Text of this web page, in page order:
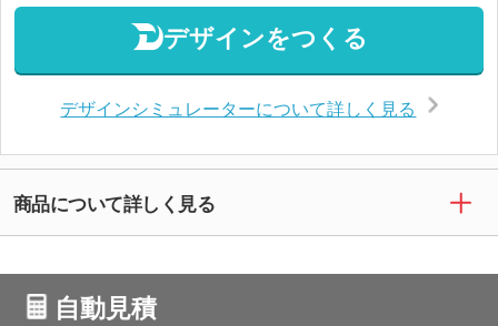
デザインをつくる
デザインシミュレーターについて詳しく見る
商品について詳しく見る
自動見積